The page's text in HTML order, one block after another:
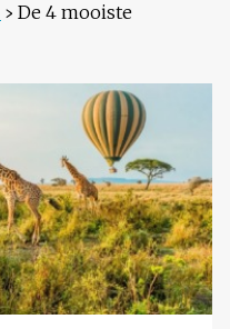
› De 4 mooiste